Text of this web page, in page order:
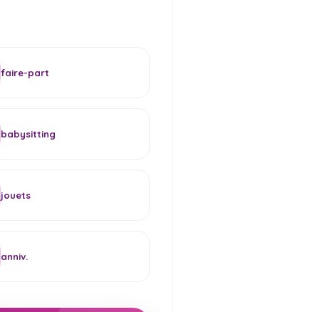
faire-part
babysitting
jouets
anniv.